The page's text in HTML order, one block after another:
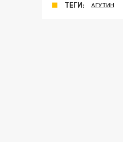
ТЕГИ: АГУТИН